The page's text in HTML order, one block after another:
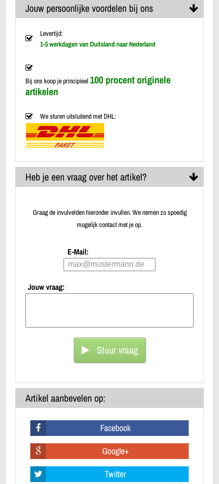
Jouw persoonlijke voordelen bij ons
Levertijd:
1-5 werkdagen van Duitsland naar Nederland
Bij ons koop je principieel 100 procent originele
artikelen
We sturen uitsluitend met DHL:
Heb je een vraag over het artikel?
Graag de invulvelden hieronder invullen. We nemen zo spoedig
mogelijk contact met je op.
E-Mail:
Jouw vraag:
Stuur vraag
Artikel aanbevelen op:
Facebook
Google+
Twitter